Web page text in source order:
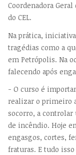
Coordenadora
do CEL.
Na prática,
tragédias como a
em Petrópolis. Na
falecendo após
- O curso é
realizar o primeiro
socorro, a
de incêndio. Hoje
engasgos, cortes,
fraturas. E tudo